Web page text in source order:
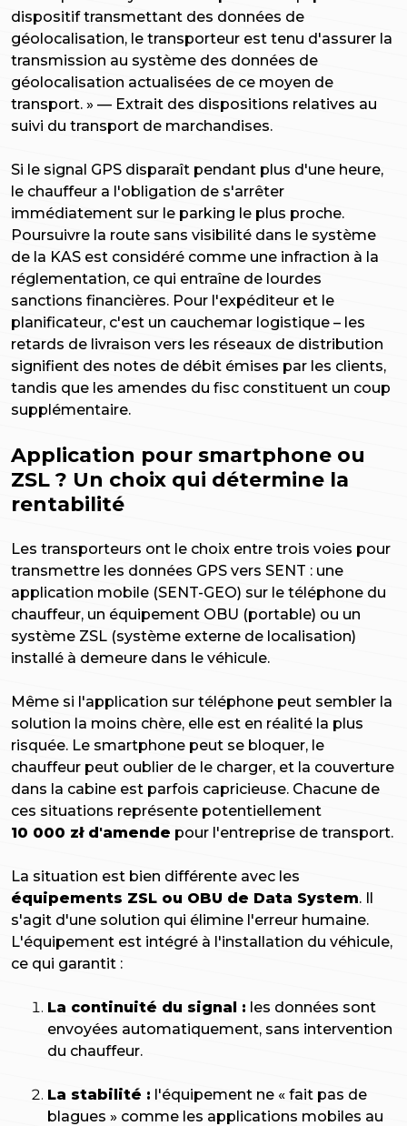
dispositif transmettant des données de
géolocalisation, le transporteur est tenu d'assurer la
transmission au système des données de
géolocalisation actualisées de ce moyen de
transport. » — Extrait des dispositions relatives au
suivi du transport de marchandises.
Si le signal GPS disparaît pendant plus d'une heure,
le chauffeur a l'obligation de s'arrêter
immédiatement sur le parking le plus proche.
Poursuivre la route sans visibilité dans le système
de la KAS est considéré comme une infraction à la
réglementation, ce qui entraîne de lourdes
sanctions financières. Pour l'expéditeur et le
planificateur, c'est un cauchemar logistique – les
retards de livraison vers les réseaux de distribution
signifient des notes de débit émises par les clients,
tandis que les amendes du fisc constituent un coup
supplémentaire.
Application pour smartphone ou
ZSL ? Un choix qui détermine la
rentabilité
Les transporteurs ont le choix entre trois voies pour
transmettre les données GPS vers SENT : une
application mobile (SENT-GEO) sur le téléphone du
chauffeur, un équipement OBU (portable) ou un
système ZSL (système externe de localisation)
installé à demeure dans le véhicule.
Même si l'application sur téléphone peut sembler la
solution la moins chère, elle est en réalité la plus
risquée. Le smartphone peut se bloquer, le
chauffeur peut oublier de le charger, et la couverture
dans la cabine est parfois capricieuse. Chacune de
ces situations représente potentiellement
10 000 zł d'amende pour l'entreprise de transport.
La situation est bien différente avec les
équipements ZSL ou OBU de Data System. Il
s'agit d'une solution qui élimine l'erreur humaine.
L'équipement est intégré à l'installation du véhicule,
ce qui garantit :
La continuité du signal : les données sont
envoyées automatiquement, sans intervention
du chauffeur.
La stabilité : l'équipement ne « fait pas de
blagues » comme les applications mobiles au